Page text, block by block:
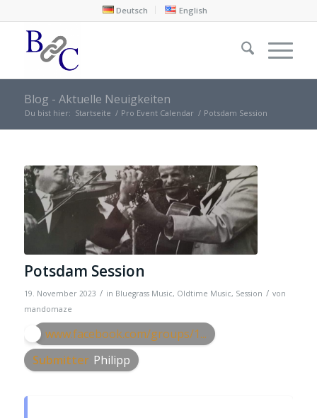
Deutsch English
Blog - Aktuelle Neuigkeiten
Du bist hier: Startseite / Pro Event Calendar / Potsdam Session
Potsdam Session
19. November 2023 / in Bluegrass Music, Oldtime Music, Session / von
mandomaze
www.facebook.com/groups/1...
Submitter Philipp